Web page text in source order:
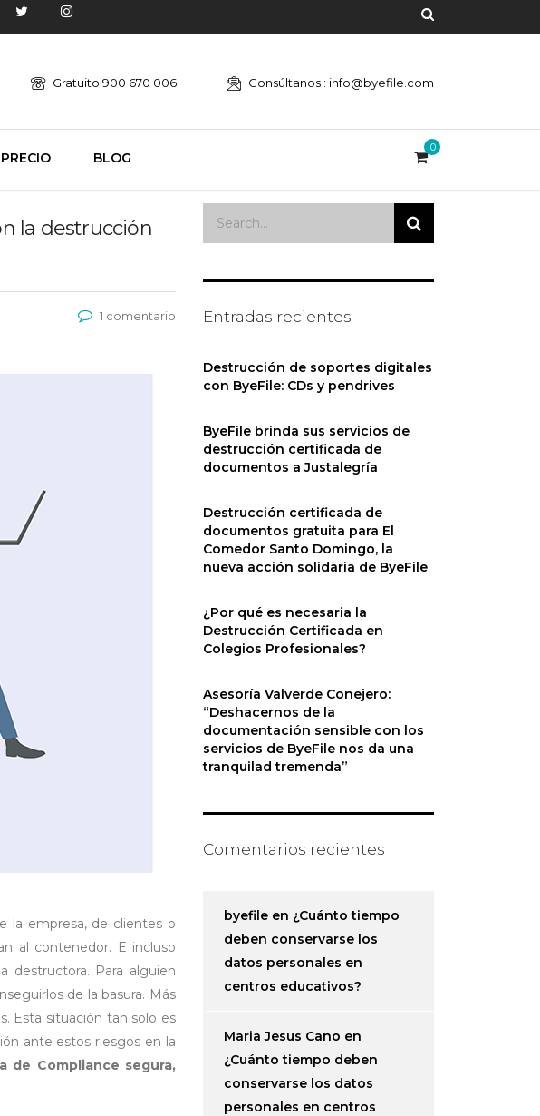
Gratuito 900 670 006 Consúltanos : info@byefile.com
BLOG
0
la destrucción
1 comentario
la empresa, de clientes o
al contenedor. E incluso
destructora. Para alguien
de la basura. Más
Esta situación tan solo es
ante estos riesgos en la
de Compliance segura,
Entradas recientes
Destrucción de soportes digitales
con ByeFile: CDs y pendrives
ByeFile brinda sus servicios de
destrucción certificada de
documentos a Justalegría
Destrucción certificada de
documentos gratuita para El
Comedor Santo Domingo, la
nueva acción solidaria de ByeFile
¿Por qué es necesaria la
Destrucción Certificada en
Colegios Profesionales?
Asesoría Valverde Conejero:
“Deshacernos de la
documentación sensible con los
servicios de ByeFile nos da una
tranquilad tremenda”
Comentarios recientes
byefile en ¿Cuánto tiempo
deben conservarse los
datos personales en
centros educativos?
Maria Jesus Cano en
¿Cuánto tiempo deben
conservarse los datos
personales en centros